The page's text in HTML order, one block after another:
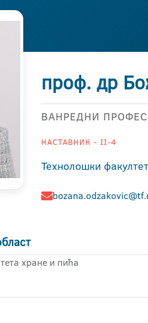
проф. др
ВАНРЕДНИ
НАСТАВНИК - II-4
Технолошки факултет
хране и пића